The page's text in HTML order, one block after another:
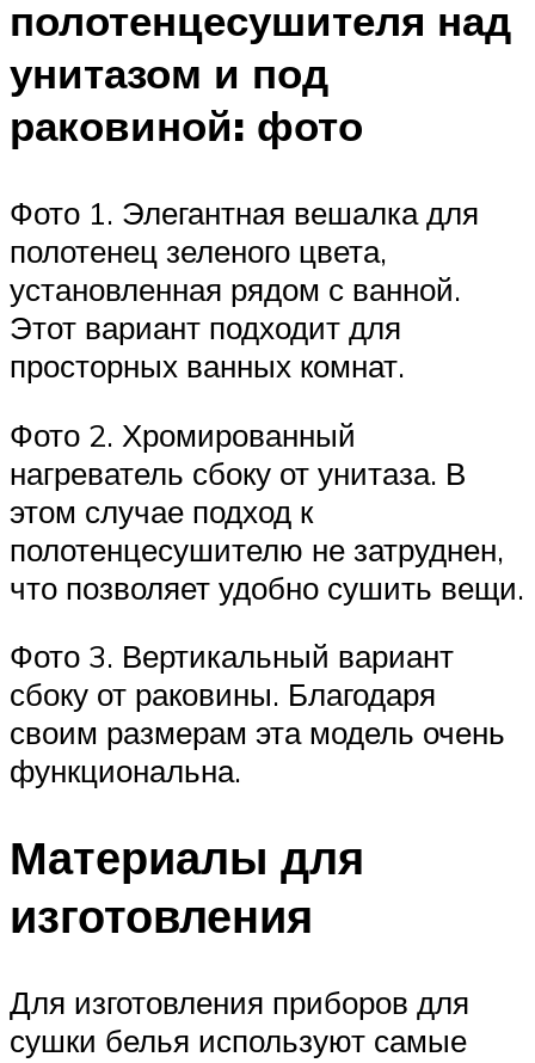
полотенцесушителя над
унитазом и под
раковиной: фото
Фото 1. Элегантная вешалка для
полотенец зеленого цвета,
установленная рядом с ванной.
Этот вариант подходит для
просторных ванных комнат.
Фото 2. Хромированный
нагреватель сбоку от унитаза. В
этом случае подход к
полотенцесушителю не затруднен,
что позволяет удобно сушить вещи.
Фото 3. Вертикальный вариант
сбоку от раковины. Благодаря
своим размерам эта модель очень
функциональна.
Материалы для
изготовления
Для изготовления приборов для
сушки белья используют самые